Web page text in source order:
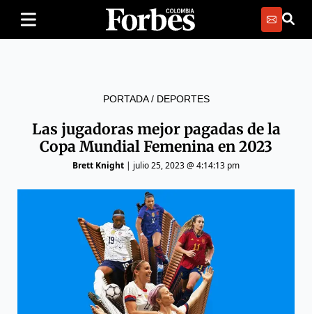
PORTADA/ DEPORTES
Las jugadoras mejor pagadas de la
Copa Mundial Femenina en 2023
Brett Knight | julio 25, 2023 @ 4:14:13 pm